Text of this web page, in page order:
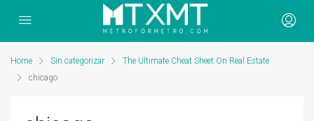
Home Sin categorizar
The Ultimate Cheat Sheet On Real Estate
chicago